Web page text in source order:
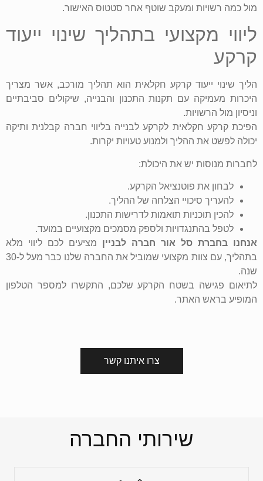
מול כמה רשויות ומעקב שוטף אחר סטטוס האישור.
ליווי מקצועי בתהליך שינוי ייעוד
קרקע
הליך שינוי ייעוד קרקע חקלאית הוא תהליך מורכב, אשר מצריך
היכרות מעמיקה עם תקנות התכנון והבנייה, שיקולים סביבתיים
וניסיון מול הרשויות.
הפיכת קרקע חקלאית לקרקע לבנייה בליווי חברה קבלנית ותיקה
יכולה לפשט את ההליך ולמנוע טעויות יקרות.
לחברות מנוסות יש את היכולת:
לבחון את פוטנציאל הקרקע.
להעריך סיכויי הצלחה של ההליך.
להכין תוכניות תואמות לדרישות התכנון.
לטפל בהתנגדויות ולספק מסמכים מקצועיים במועד.
אנחנו בחברת סל אור חברה לבניין מציעים לכם ליווי מלא
בתהליך, עם צוות מקצועי שמוביל את החברה שלנו כבר מעל ל-30
שנה.
לתיאום פגישה בשטח הקרקע שלכם, התקשרו למספר הטלפון
המופיע בראש האתר.
צרו איתנו קשר
שירותי החברה